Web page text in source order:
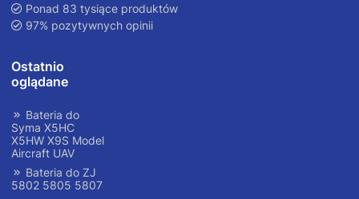
Ponad 83 tysiące produktów
97% pozytywnych opinii
Ostatnio
oglądane
Bateria do
Syma X5HC
X5HW X9S Model
Aircraft UAV
Bateria do ZJ
5802 5805 5807